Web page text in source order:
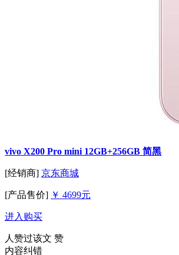
vivo X200 Pro mini 12GB+256GB 简黑
[经销商] 京东商城
[产品售价] ￥ 4699元
进入购买
人赞过该文 赞
内容纠错